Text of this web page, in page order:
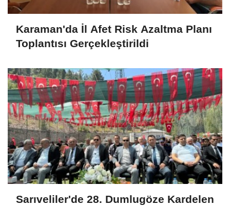
Karaman'da İl Afet Risk Azaltma Planı
Toplantısı Gerçekleştirildi
Sarıveliler'de 28. Dumlugöze Kardelen